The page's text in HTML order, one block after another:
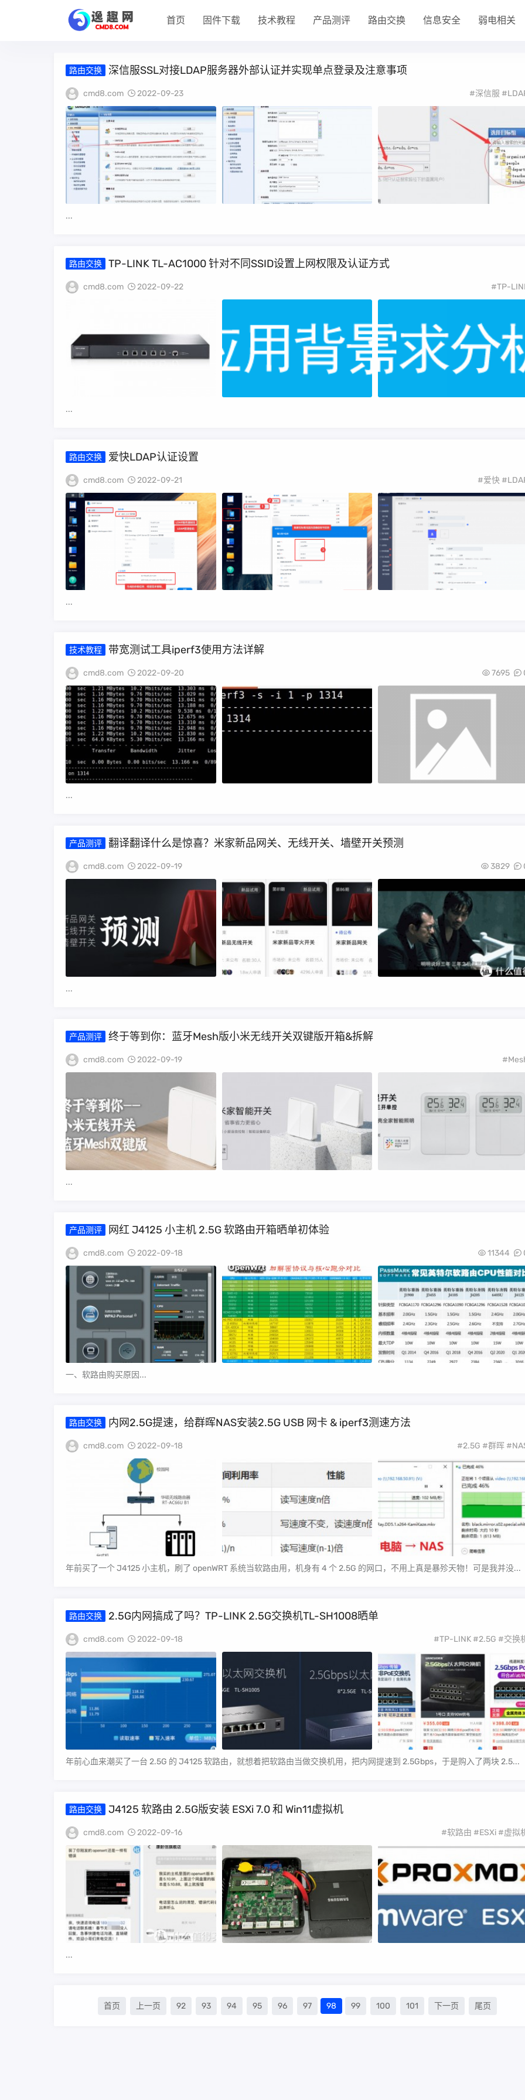
首页 固件下载 技术教程 产品测评 路由交换 信息安全 弱电相关
路由交换 深信服SSL对接LDAP服务器外部认证并实现单点登录及注意事项
cmd8.com 2022-09-23 #深信服
...
路由交换 TP-LINK TL-AC1000 针对不同SSID设置上网权限及认证方式
cmd8.com 2022-09-22 #TP-
...
路由交换 爱快LDAP认证设置
cmd8.com 2022-09-21 #爱快
...
技术教程 带宽测试工具iperf3使用方法详解
cmd8.com 2022-09-20 7695
...
产品测评 翻译翻译什么是惊喜？米家新品网关、无线开关、墙壁开关预测
cmd8.com 2022-09-19 3829
...
产品测评 终于等到你：蓝牙Mesh版小米无线开关双键版开箱&拆解
cmd8.com 2022-09-19
...
产品测评 网红 J4125 小主机 2.5G 软路由开箱晒单初体验
cmd8.com 2022-09-18 11344
一、软路由购买原因...
路由交换 内网2.5G提速，给群晖NAS安装2.5G USB 网卡 & iperf3测速方法
cmd8.com 2022-09-18 #2.5G #群晖
年前买了一个 J4125 小主机，刷了 openWRT 系统当软路由用，机身有 4 个 2.5G 的网口，不用上真是暴殄天物！可是我并没...
路由交换 2.5G内网搞成了吗？TP-LINK 2.5G交换机TL-SH1008晒单
cmd8.com 2022-09-18 #TP-LINK #2.5G #交换
年前心血来潮买了一台 2.5G 的 J4125 软路由，就想着把软路由当做交换机用，把内网提速到 2.5Gbps，于是购入了两块 2.5...
路由交换 J4125 软路由 2.5G版安装 ESXi 7.0 和 Win11虚拟机
cmd8.com 2022-09-16 #软路由 #ESXi #虚拟
...
首页 上一页 92 93 94 95 96 97 98 99 100 101 下一页 尾页